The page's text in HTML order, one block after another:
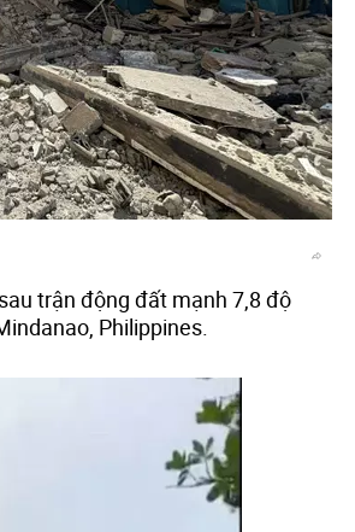
trận động đất mạnh 7,8 độ
Philippines.